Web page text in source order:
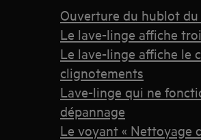
Ouverture du hublot
Le lave-linge affiche
Le lave-linge affiche le
clignotements
Lave-linge qui ne
dépannage
Le voyant « Nettoyage